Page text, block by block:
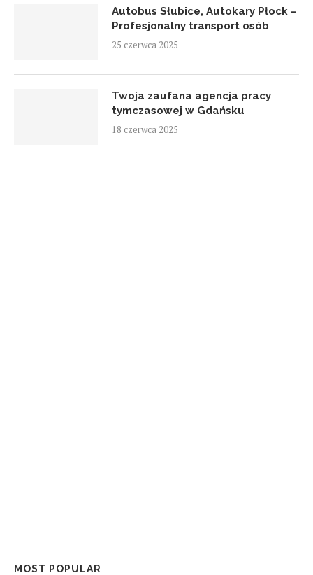
Autobus Słubice, Autokary Płock –
Profesjonalny transport osób
25 czerwca 2025
Twoja zaufana agencja pracy
tymczasowej w Gdańsku
18 czerwca 2025
MOST POPULAR